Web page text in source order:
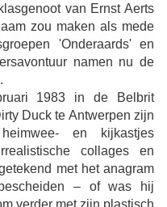
van Ernst Aerts
zou maken als mede
'Onderaards' en
namen nu de
1983 in de Belbrit
Duck te Antwerpen zijn
en kijkastjes
collages en
met het anagram
– of was hij
verder met zijn plastisch